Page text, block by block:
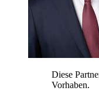
Diese
Vorhaben.